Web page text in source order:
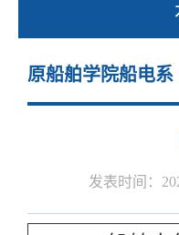
原船舶学院船电系
发表时间：